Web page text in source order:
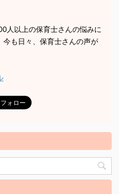
人以上の保育士さんの悩みに
も日々、保育士さんの声が